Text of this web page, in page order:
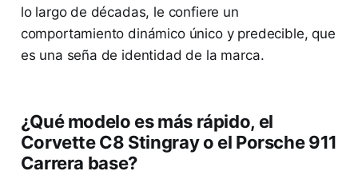
lo largo de décadas, le confiere un
comportamiento dinámico único y predecible, que
es una seña de identidad de la marca.
¿Qué modelo es más rápido, el
Corvette C8 Stingray o el Porsche 911
Carrera base?